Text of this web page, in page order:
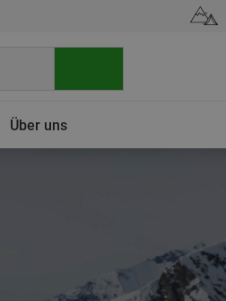
Über uns